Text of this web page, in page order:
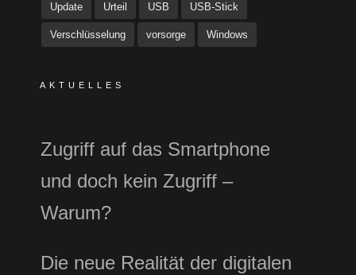
Update Urteil USB USB-Stick
Verschlüsselung vorsorge Windows
AKTUELLES
Zugriff auf das Smartphone
und doch kein Zugriff –
Warum?
Die neue Realität der digitalen